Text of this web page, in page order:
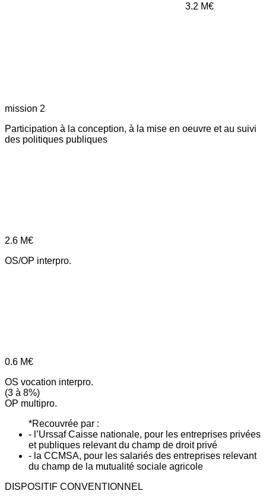
3.2 M€
mission 2
Participation à la conception, à la mise en oeuvre et au suivi
des politiques publiques
2.6 M€
OS/OP interpro.
0.6 M€
OS vocation interpro.
(3 à 8%)
OP multipro.
*Recouvrée par :
- l’Urssaf Caisse nationale, pour les entreprises privées
et publiques relevant du champ de droit privé
- la CCMSA, pour les salariés des entreprises relevant
du champ de la mutualité sociale agricole
DISPOSITIF CONVENTIONNEL